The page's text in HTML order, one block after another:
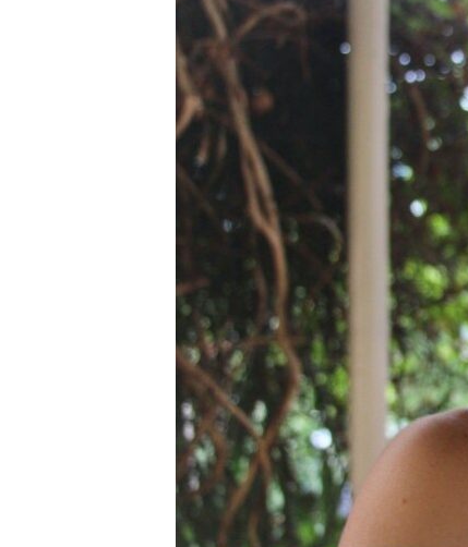
КРЫМ.НЕПОКОРЕННЫЙ
УКРАИНСКАЯ ПРОБЛЕМА КРЫМА